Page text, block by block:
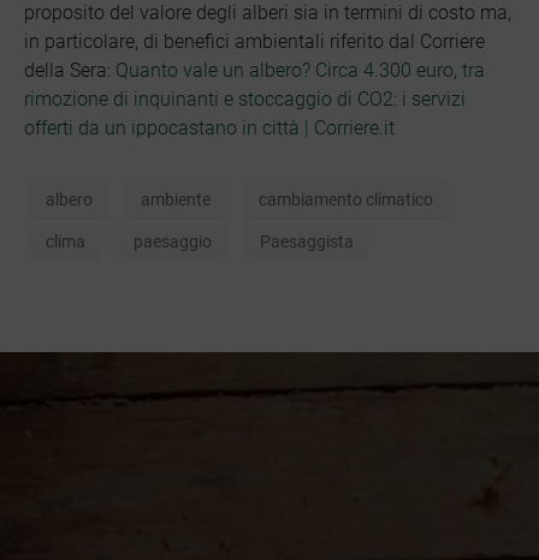
proposito del valore degli alberi sia in termini di costo ma,
in particolare, di benefici ambientali riferito dal Corriere
della Sera: Quanto vale un albero? Circa 4.300 euro, tra
rimozione di inquinanti e stoccaggio di CO2: i servizi
offerti da un ippocastano in città | Corriere.it
albero ambiente cambiamento climatico
clima paesaggio Paesaggista